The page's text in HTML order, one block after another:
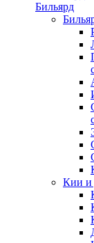
Бильярд
Кии и